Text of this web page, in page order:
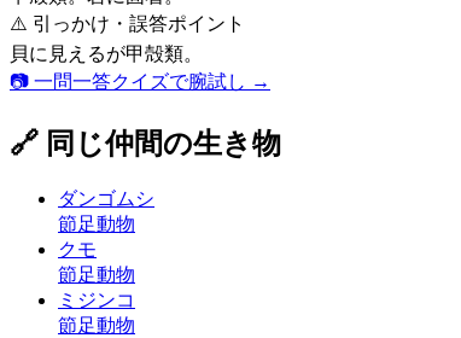
⚠️ 引っかけ・誤答ポイント
貝に見えるが甲殻類。
📷 一問一答クイズで腕試し →
🔗 同じ仲間の生き物
ダンゴムシ
節足動物
クモ
節足動物
ミジンコ
節足動物